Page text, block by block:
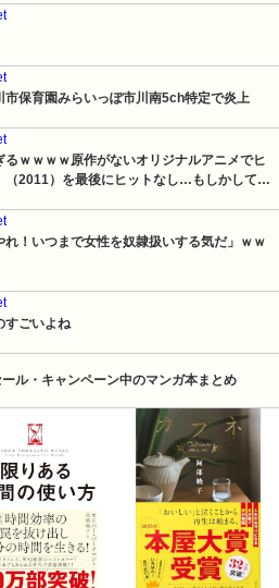
保育園みらいっぽ市川南5ch特定で炎上
るｗｗｗｗ原作がないオリジナルアニメでヒ
（2011）を最後にヒットなし…もしかして…
れ！いつまで女性を奴隷扱いする気だ」ｗｗ
すごいよね
ル・キャンペーン中のマンガ本まとめ